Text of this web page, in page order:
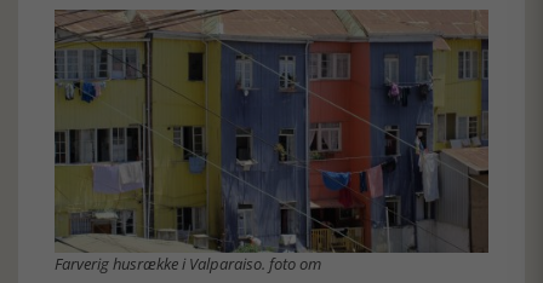
Farverig husrække i Valparaiso. foto om